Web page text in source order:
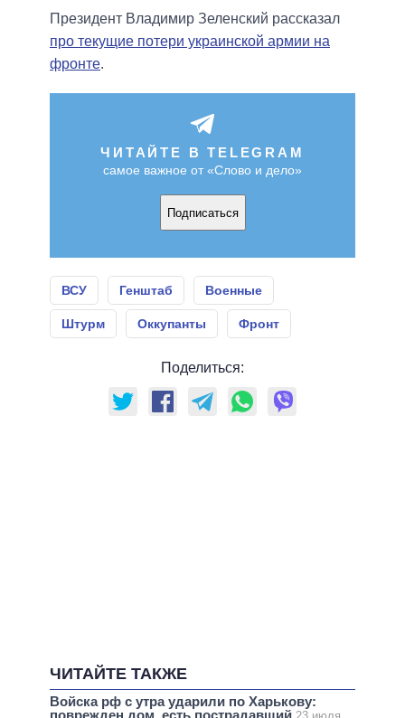
Президент Владимир Зеленский рассказал
про текущие потери украинской армии на
фронте.
ЧИТАЙТЕ В TELEGRAM
самое важное от «Слово и дело»
Подписаться
ВСУ Генштаб Военные
Штурм Оккупанты Фронт
Поделиться:
ЧИТАЙТЕ ТАКЖЕ
Войска рф с утра ударили по Харькову:
поврежден дом, есть пострадавший